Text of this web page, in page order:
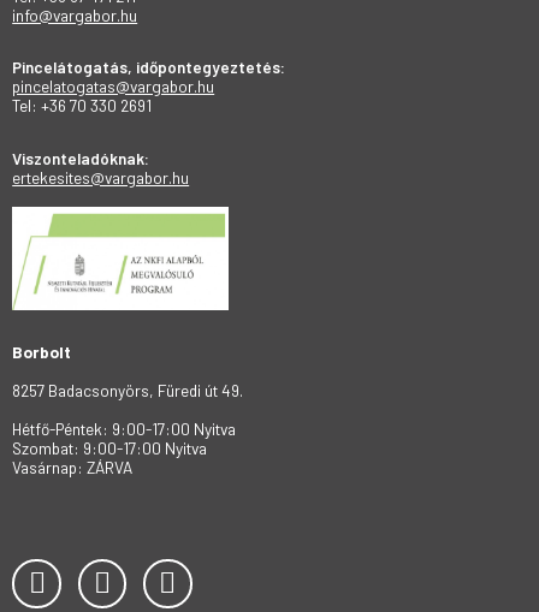
info@vargabor.hu
Pincelátogatás, időpontegyeztetés:
pincelatogatas@vargabor.hu
Tel: +36 70 330 2691
Viszonteladóknak:
ertekesites@vargabor.hu
Borbolt
8257 Badacsonyörs, Füredi út 49.
Hétfő-Péntek: 9:00-17:00 Nyitva
Szombat: 9:00-17:00 Nyitva
Vasárnap: ZÁRVA